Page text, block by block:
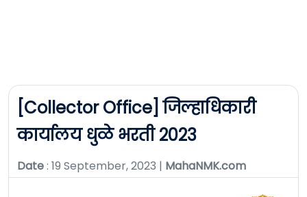
[Collector Office] जिल्हाधिकारी
कार्यालय धुळे भरती 2023
Date: 19 September, 2023 | MahaNMK.com